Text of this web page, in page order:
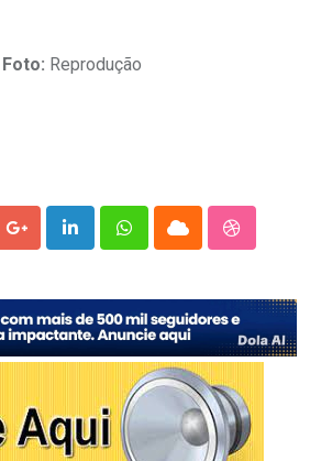
Foto: Reprodução
Google+LinkedInWhatsappCloud